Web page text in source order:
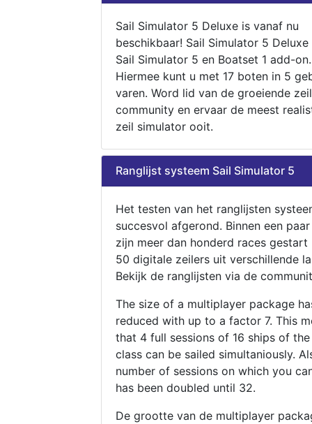
Sail Simulator 5 Deluxe is vanaf nu
beschikbaar! Sail Simulator 5
Sail Simulator 5 en Boatset 1 add-on.
Hiermee kunt u met 17 boten in 5
varen. Word lid van de groeiende zeil
community en ervaar de meest
zeil simulator ooit.
Ranglijst systeem Sail Simulator 5
Het testen van het ranglijsten
succesvol afgerond. Binnen een
zijn meer dan honderd races gestart
50 digitale zeilers uit verschillende
Bekijk de ranglijsten via de
The size of a multiplayer package
reduced with up to a factor 7. This
that 4 full sessions of 16 ships of
class can be sailed simultaniously.
number of sessions on which you
has been doubled until 32.
De grootte van de multiplayer